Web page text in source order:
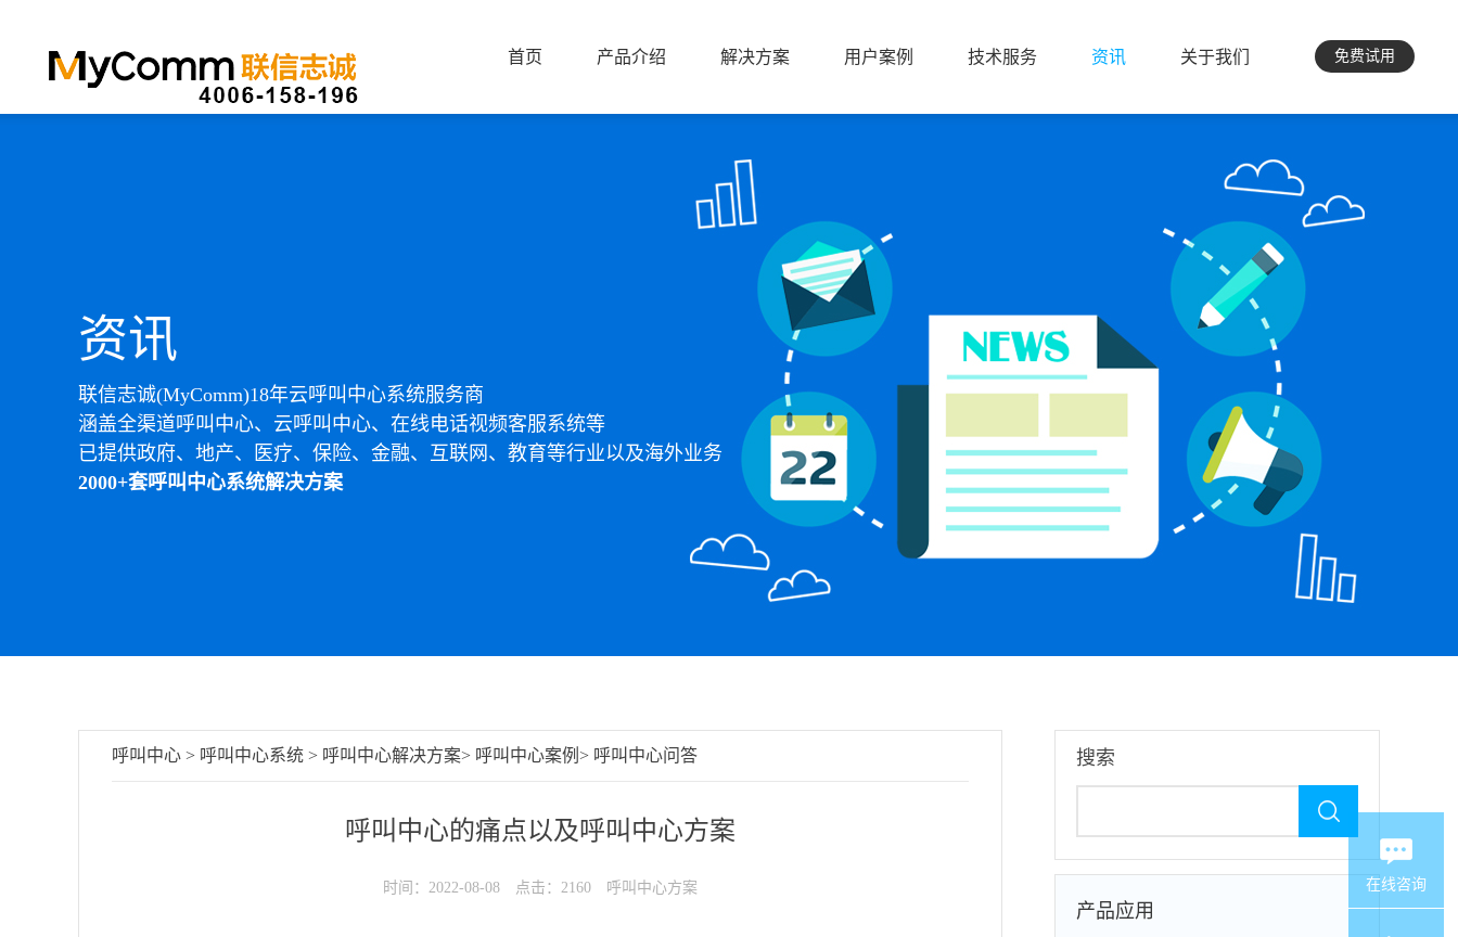
首页 产品介绍 解决方案
解决方案
用户案例 技术服务 资讯 关于我们
关于我们
免费试用
资讯
联信志诚(MyComm)18年云呼叫中心系统服务商
涵盖全渠道呼叫中心、云呼叫中心、在线电话视频客服系统等
已提供政府、地产、医疗、保险、金融、互联网、教育等行业以及海外业务
2000+套呼叫中心系统解决方案
呼叫中心 > 呼叫中心系统 > 呼叫中心解决方案> 呼叫中心案例 > 呼叫中心问答
呼叫中心的痛点以及呼叫中心方案
时间：2022-08-08 点击：2160 呼叫中心方案
搜索
产品应用
在线咨询